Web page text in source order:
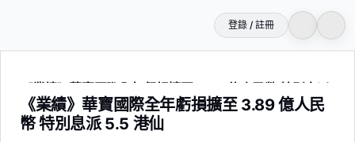
登錄 / 註冊
《業績》華寶國際全年虧損擴至 3.89 億人民幣 特別息派 5.5
《業績》華寶國際全年虧損擴至 3.89 億人民
幣 特別息派 5.5 港仙